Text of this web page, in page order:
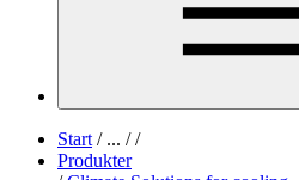
Start /... / /
Produkter